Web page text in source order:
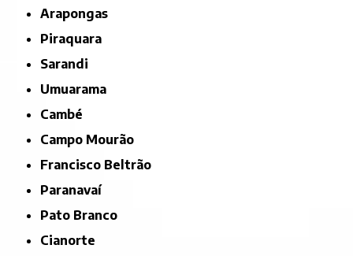
Arapongas
Piraquara
Sarandi
Umuarama
Cambé
Campo Mourão
Francisco Beltrão
Paranavaí
Pato Branco
Cianorte